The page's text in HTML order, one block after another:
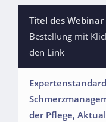
Titel des Webinar
Bestellung mit
den Link
Expertenstandard
der Pflege,